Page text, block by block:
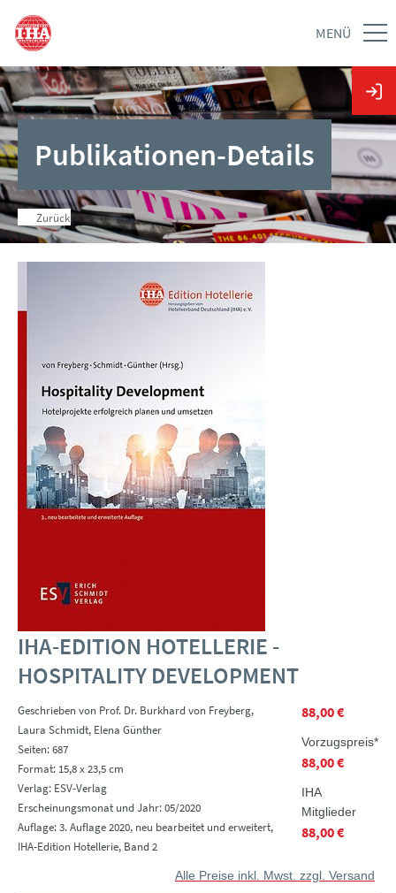
MENÜ
Publikationen-Details
Zurück
IHA-EDITION HOTELLERIE -
HOSPITALITY DEVELOPMENT
Geschrieben von Prof. Dr. Burkhard von Freyberg,
Laura Schmidt, Elena Günther
Seiten: 687
Format: 15,8 x 23,5 cm
Verlag: ESV-Verlag
Erscheinungsmonat und Jahr: 05/2020
Auflage: 3. Auflage 2020, neu bearbeitet und erweitert,
IHA-Edition Hotellerie, Band 2
88,00 €
Vorzugspreis*
88,00 €
IHA
Mitglieder
88,00 €
Alle Preise inkl. Mwst. zzgl. Versand